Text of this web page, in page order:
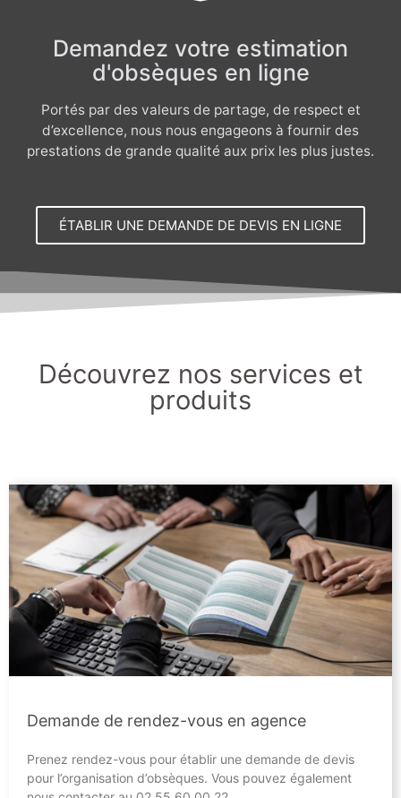
Demandez votre estimation
d'obsèques en ligne
Portés par des valeurs de partage, de respect et
d’excellence, nous nous engageons à fournir des
prestations de grande qualité aux prix les plus justes.
ÉTABLIR UNE DEMANDE DE DEVIS EN LIGNE
Découvrez nos services et
produits
Demande de rendez-vous en agence
Prenez rendez-vous pour établir une demande de devis
pour l’organisation d’obsèques. Vous pouvez également